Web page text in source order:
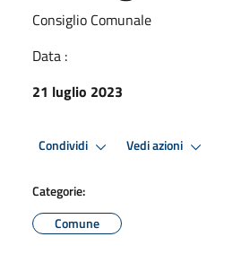
Consiglio Comunale
Data :
21 luglio 2023
Condividi Vedi azioni
Categorie:
Comune